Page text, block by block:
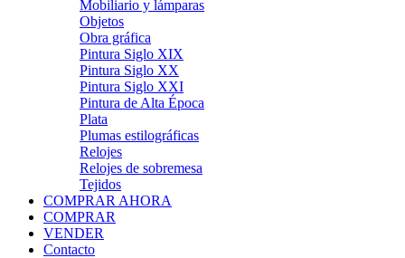
Mobiliario y lámparas
Objetos
Obra gráfica
Pintura Siglo XIX
Pintura Siglo XX
Pintura Siglo XXI
Pintura de Alta Época
Plata
Plumas estilográficas
Relojes
Relojes de sobremesa
Tejidos
COMPRAR AHORA
COMPRAR
VENDER
Contacto